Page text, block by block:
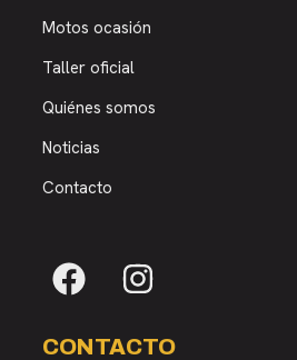
Motos ocasión
Taller oficial
Quiénes somos
Noticias
Contacto
CONTACTO